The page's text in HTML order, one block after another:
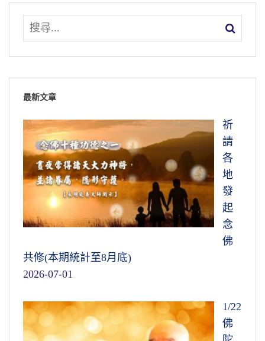
最新文章
祈
請
各
地
發
起
念
佛
共修(本期統計至8月底)
2026-07-01
1/22
佛